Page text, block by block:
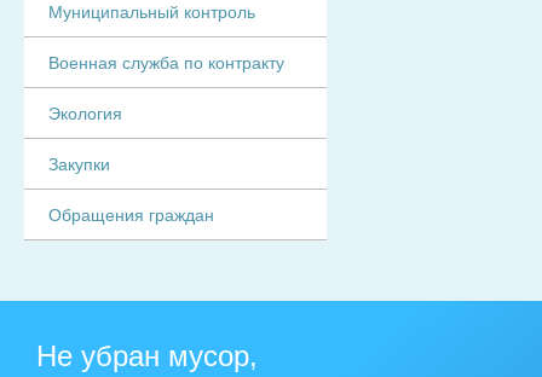
Муниципальный контроль
Военная служба по контракту
Экология
Закупки
Обращения граждан
Не убран мусор,